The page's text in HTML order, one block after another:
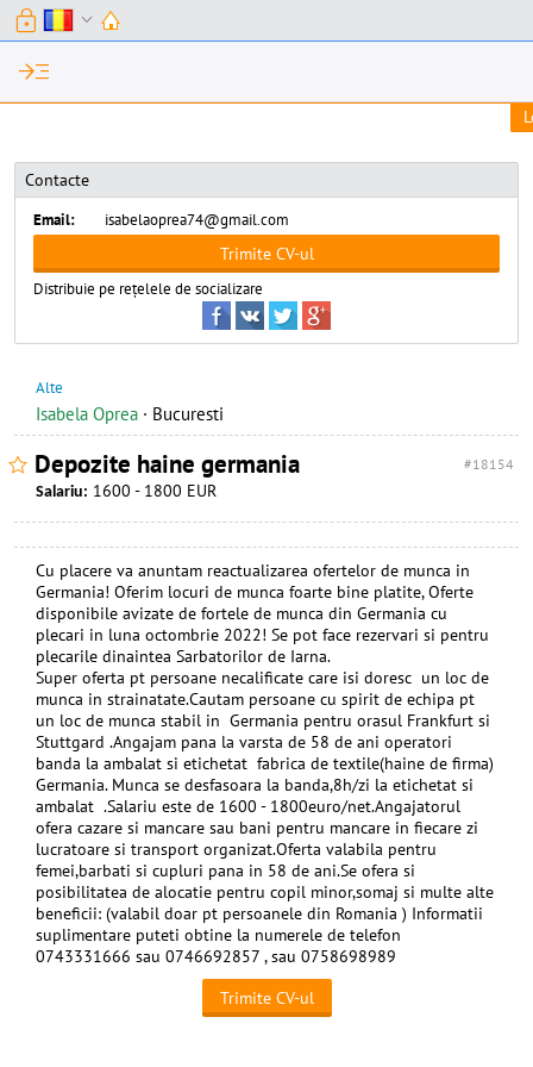
lock expand_more
read_more
Contacte
Email: isabelaoprea74@gmail.com
Distribuie pe rețelele de socializare
Alte
Isabela Oprea · Bucuresti
#18154
Depozite haine germania
Salariu: 1600 - 1800 EUR
Cu placere va anuntam reactualizarea ofertelor de munca in
Germania! Oferim locuri de munca foarte bine platite, Oferte
disponibile avizate de fortele de munca din Germania cu
plecari in luna octombrie 2022! Se pot face rezervari si pentru
plecarile dinaintea Sarbatorilor de Iarna.
Super oferta pt persoane necalificate care isi doresc un loc de
munca in strainatate.Cautam persoane cu spirit de echipa pt
un loc de munca stabil in Germania pentru orasul Frankfurt si
Stuttgard .Angajam pana la varsta de 58 de ani operatori
banda la ambalat si etichetat fabrica de textile(haine de firma)
Germania. Munca se desfasoara la banda,8h/zi la etichetat si
ambalat .Salariu este de 1600 - 1800euro/net.Angajatorul
ofera cazare si mancare sau bani pentru mancare in fiecare zi
lucratoare si transport organizat.Oferta valabila pentru
femei,barbati si cupluri pana in 58 de ani.Se ofera si
posibilitatea de alocatie pentru copil minor,somaj si multe alte
beneficii: (valabil doar pt persoanele din Romania ) Informatii
suplimentare puteti obtine la numerele de telefon
0743331666 sau 0746692857 , sau 0758698989